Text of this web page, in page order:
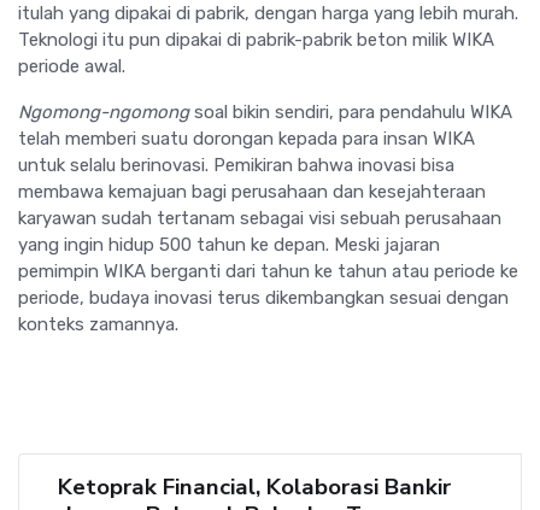
itulah yang dipakai di pabrik, dengan harga yang lebih murah.
Teknologi itu pun dipakai di pabrik-pabrik beton milik WIKA
periode awal.
Ngomong-ngomongsoal bikin sendiri, para pendahulu WIKA
telah memberi suatu dorongan kepada para insan WIKA
untuk selalu berinovasi. Pemikiran bahwa inovasi bisa
membawa kemajuan bagi perusahaan dan kesejahteraan
karyawan sudah tertanam sebagai visi sebuah perusahaan
yang ingin hidup 500 tahun ke depan. Meski jajaran
pemimpin WIKA berganti dari tahun ke tahun atau periode ke
periode, budaya inovasi terus dikembangkan sesuai dengan
konteks zamannya.
Ketoprak Financial, Kolaborasi Bankir